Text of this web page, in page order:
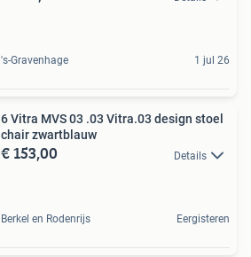
's-Gravenhage 1 jul 26
6 Vitra MVS 03 .03 Vitra.03 design stoel
chair zwartblauw
€ 153,00 Details
Berkel en Rodenrijs Eergisteren